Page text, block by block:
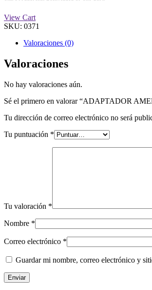
View Cart
SKU: 0371
Valoraciones (0)
Valoraciones
No hay valoraciones aún.
Sé el primero en valorar “ADAPTADOR
Tu dirección de correo electrónico no será
Tu puntuación *
Tu valoración *
Nombre *
Correo electrónico *
Guardar mi nombre, correo electrónico y